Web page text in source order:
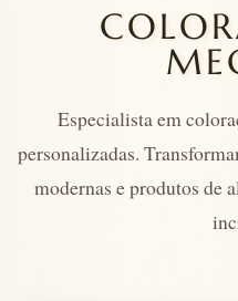
Especialista em
personalizadas.
modernas e produtos de